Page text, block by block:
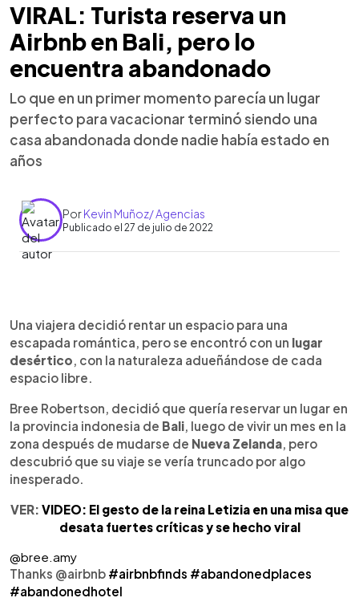
VIRAL: Turista reserva un
Airbnb en Bali, pero lo
encuentra abandonado
Lo que en un primer momento parecía un lugar
perfecto para vacacionar terminó siendo una
casa abandonada donde nadie había estado en
años
PorKevin Muñoz/ Agencias
Publicado el 27 de julio de 2022
► Escuchar artículo
Una viajera decidió rentar un espacio para una
escapada romántica, pero se encontró con un lugar
desértico, con la naturaleza adueñándose de cada
espacio libre.
Bree Robertson, decidió que quería reservar un lugar en
la provincia indonesia de Bali, luego de vivir un mes en la
zona después de mudarse de Nueva Zelanda, pero
descubrió que su viaje se vería truncado por algo
inesperado.
VER: VIDEO: El gesto de la reina Letizia en una misa que
desata fuertes críticas y se hecho viral
@bree.amy
Thanks @airbnb #airbnbfinds #abandonedplaces
#abandonedhotel